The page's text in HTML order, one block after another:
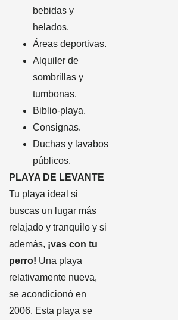
bebidas y
helados.
Áreas deportivas.
Alquiler de
sombrillas y
tumbonas.
Biblio-playa.
Consignas.
Duchas y lavabos
públicos.
PLAYA DE LEVANTE
Tu playa ideal si
buscas un lugar más
relajado y tranquilo y si
además, ¡vas con tu
perro! Una playa
relativamente nueva,
se acondicionó en
2006. Esta playa se